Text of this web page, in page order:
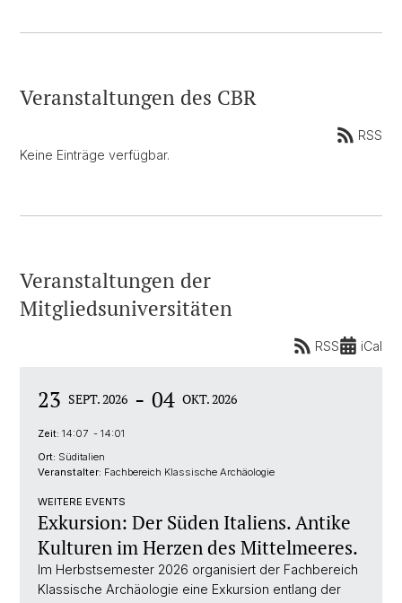
Veranstaltungen des CBR
RSS
Keine Einträge verfügbar.
Veranstaltungen der
Mitgliedsuniversitäten
RSS iCal
23 SEPT. 2026 - 04 OKT. 2026
Zeit: 14:07 - 14:01
Ort: Süditalien
Veranstalter: Fachbereich Klassische Archäologie
WEITERE EVENTS
Exkursion: Der Süden Italiens. Antike
Kulturen im Herzen des Mittelmeeres.
Im Herbstsemester 2026 organisiert der Fachbereich
Klassische Archäologie eine Exkursion entlang der